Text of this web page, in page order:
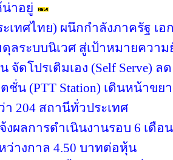
าอยู่
เทศไทย) ผนึกกำลังภาครัฐ
ดุลระบบนิเวศ สู่เป้าหมายความ
จัดโปรเติมเอง (Self Serve)
ชั่น (PTT Station) เดินหน้าขยา
204 สถานีทั่วประเทศ
งผลการดำเนินงานรอบ 6 เดือ
ว่างกาล 4.50 บาทต่อหุ้น